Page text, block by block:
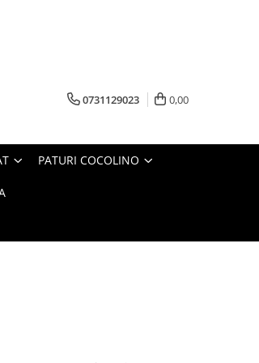
0731129023 0,00
PATURI COCOLINO